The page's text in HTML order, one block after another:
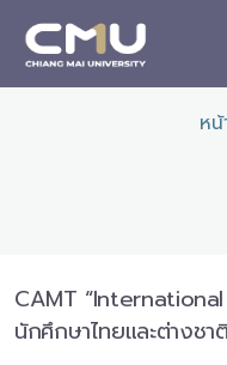
หน้
CAMT
นักศึกษาไทยและต่างชาติ